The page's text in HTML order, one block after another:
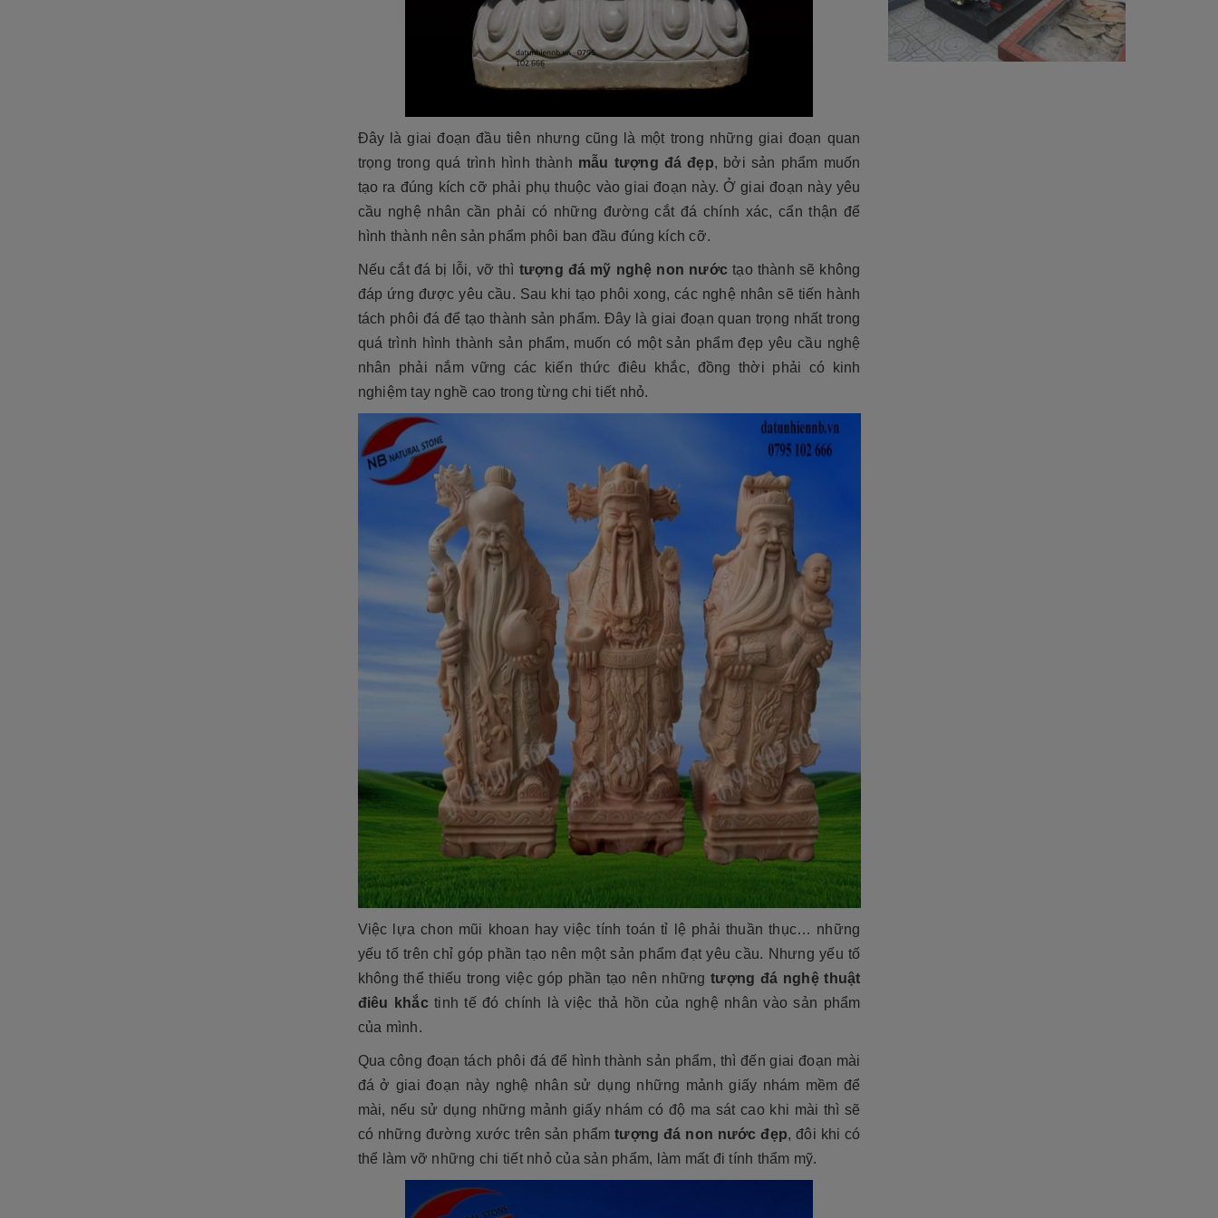
Đây là giai đoạn đầu tiên nhưng cũng là một trong những giai đoạn quan
trọng trong quá trình hình thành mẫu tượng đá đẹp, bởi sản phẩm muốn
tạo ra đúng kích cỡ phải phụ thuộc vào giai đoạn này. Ở giai đoạn này yêu
cầu nghệ nhân cần phải có những đường cắt đá chính xác, cẩn thận để
hình thành nên sản phẩm phôi ban đầu đúng kích cỡ.
Nếu cắt đá bị lỗi, vỡ thì tượng đá mỹ nghệ non nước tạo thành sẽ không
đáp ứng được yêu cầu. Sau khi tạo phôi xong, các nghệ nhân sẽ tiến hành
tách phôi đá để tạo thành sản phẩm. Đây là giai đoạn quan trọng nhất trong
quá trình hình thành sản phẩm, muốn có một sản phẩm đẹp yêu cầu nghệ
nhân phải nắm vững các kiến thức điêu khắc, đồng thời phải có kinh
nghiệm tay nghề cao trong từng chi tiết nhỏ.
Việc lựa chon mũi khoan hay việc tính toán tỉ lệ phải thuần thục… những
yếu tố trên chỉ góp phần tạo nên một sản phẩm đạt yêu cầu. Nhưng yếu tố
không thể thiếu trong việc góp phần tạo nên nhữngtượng đá nghệ thuật
điêu khắctinh tế đó chính là việc thả hồn của nghệ nhân vào sản phẩm
của mình.
Qua công đoạn tách phôi đá để hình thành sản phẩm, thì đến giai đoạn mài
đá ở giai đoạn này nghệ nhân sử dụng những mảnh giấy nhám mềm để
mài, nếu sử dụng những mảnh giấy nhám có độ ma sát cao khi mài thì sẽ
có những đường xước trên sản phẩmtượng đá non nước đẹp, đôi khi có
thể làm vỡ những chi tiết nhỏ của sản phẩm, làm mất đi tính thẩm mỹ.